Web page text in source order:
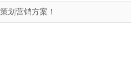
划营销方案！